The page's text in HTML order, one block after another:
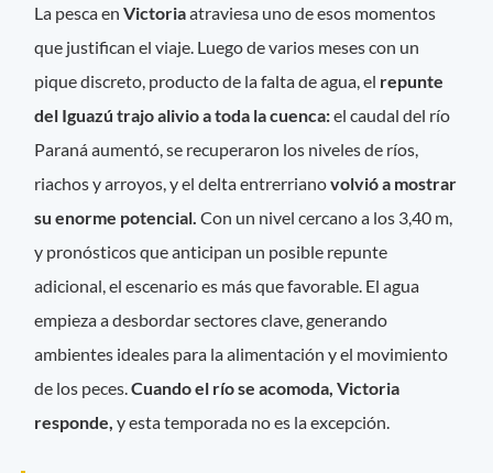
La pesca enVictoriaatraviesa uno de esos momentos
que justifican el viaje. Luego de varios meses con un
pique discreto, producto de la falta de agua, el repunte
del Iguazú trajo alivio a toda la cuenca:el caudal del río
Paraná aumentó, se recuperaron los niveles de ríos,
riachos y arroyos, y el delta entrerrianovolvió a mostrar
su enorme potencial. Con un nivel cercano a los 3,40 m,
y pronósticos que anticipan un posible repunte
adicional, el escenario es más que favorable. El agua
empieza a desbordar sectores clave, generando
ambientes ideales para la alimentación y el movimiento
de los peces.Cuando el río se acomoda, Victoria
responde, y esta temporada no es la excepción.